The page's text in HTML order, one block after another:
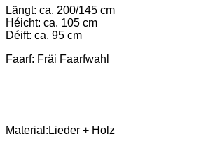
Längt: ca. 200/145 cm
Héicht: ca. 105 cm
Déift: ca. 95 cm
Faarf: Fräi Faarfwahl
Material: Lieder + Holz